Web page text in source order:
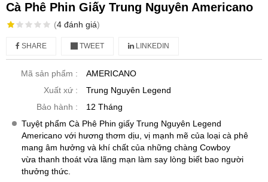
Cà Phê Phin Giấy Trung Nguyên Americano
(4 đánh giá)
SHARE TWEET LINKEDIN
Mã sản phẩm :
AMERICANO
Xuất xứ :
Trung Nguyên Legend
Bảo hành :
12 Tháng
Tuyệt phẩm Cà Phê Phin giấy Trung Nguyên Legend
Americano với hương thơm dịu, vị mạnh mẽ của loại cà phê
mang âm hưởng và khí chất của những chàng Cowboy
vừa thanh thoát vừa lãng mạn làm say lòng biết bao người
thưởng thức.